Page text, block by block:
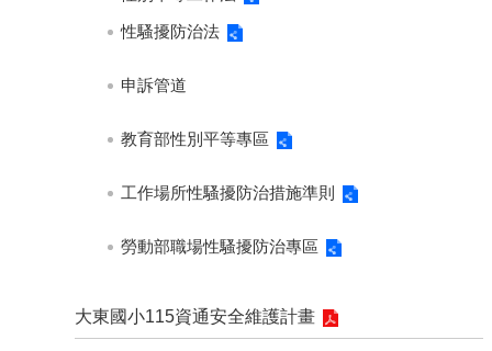
性騷擾防治法
申訴管道
教育部性別平等專區
工作場所性騷擾防治措施準則
勞動部職場性騷擾防治專區
大東國小115資通安全維護計畫